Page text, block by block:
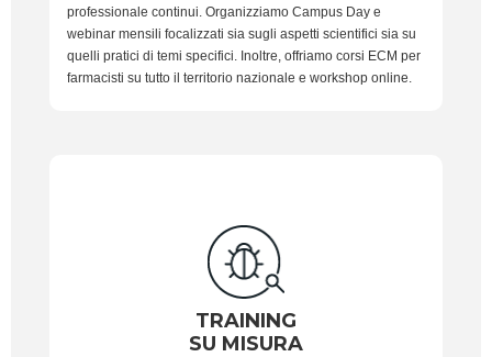
professionale continui. Organizziamo Campus Day e
webinar mensili focalizzati sia sugli aspetti scientifici sia su
quelli pratici di temi specifici. Inoltre, offriamo corsi ECM per
farmacisti su tutto il territorio nazionale e workshop online.
TRAINING
SU MISURA